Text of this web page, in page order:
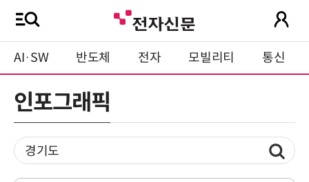
AI·SW 반도체 전자 모빌리티 통신
인포그래픽